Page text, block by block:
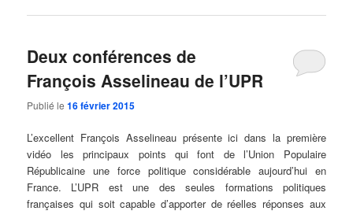
Deux conférences de
François Asselineau de l’UPR
Publié le16 février 2015
L’excellent François Asselineau présente ici dans la première
vidéo les principaux points qui font de l’Union Populaire
Républicaine une force politique considérable aujourd’hui en
France. L’UPR est une des seules formations politiques
françaises qui soit capable d’apporter de réelles réponses aux